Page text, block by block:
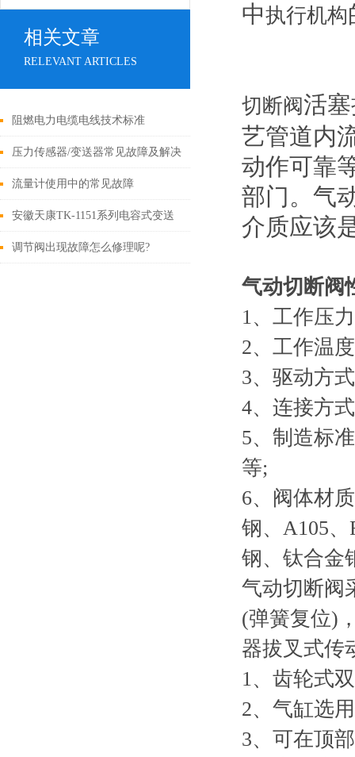
相关文章
RELEVANT ARTICLES
阻燃电力电缆电线技术标准
压力传感器/变送器常见故障及解决
办法
流量计使用中的常见故障
安徽天康TK-1151系列电容式变送
器
调节阀出现故障怎么修理呢?
中执行机构
切断阀活
艺管道内
动作可靠
部门。气
介质应该
气动切断阀
1、工作压
2、工作温
3、驱动方
4、连接方
5、制造标
等;
6、阀体材
钢、A105、
钢、钛合金
气动切断阀
(弹簧复位)
器拔叉式传
1、齿轮式
2、气缸选
3、可在顶